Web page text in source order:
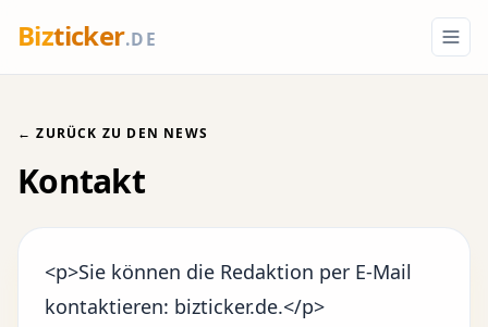
Bizticker.DE
← ZURÜCK ZU DEN NEWS
Kontakt
<p>Sie können die Redaktion per E-Mail
kontaktieren: bizticker.de.</p>